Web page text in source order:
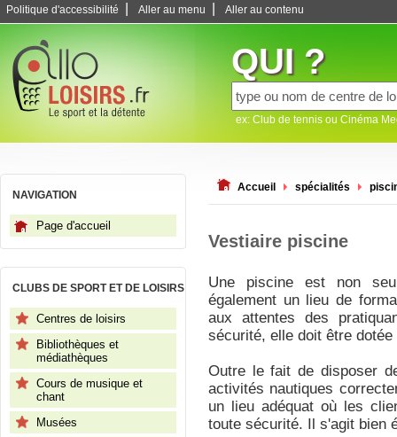
Politique d'accessibilité Aller au menu Aller au contenu
QUI ?
ex: Club de tennis ou Cinéma
NAVIGATION
Page d'accueil
CLUBS DE SPORT ET DE LOISIRS
Centres de loisirs
Bibliothèques et
médiathèques
Cours de musique et
chant
Musées
Accueil spécialités
Vestiaire piscine
Une piscine est non
également un lieu de
aux attentes des
sécurité, elle doit être
Outre le fait de disposer
activités nautiques
un lieu adéquat où les
toute sécurité. Il s'agit bien